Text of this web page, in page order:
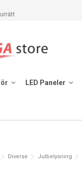
LED Paneler
Diverse Julbelysning